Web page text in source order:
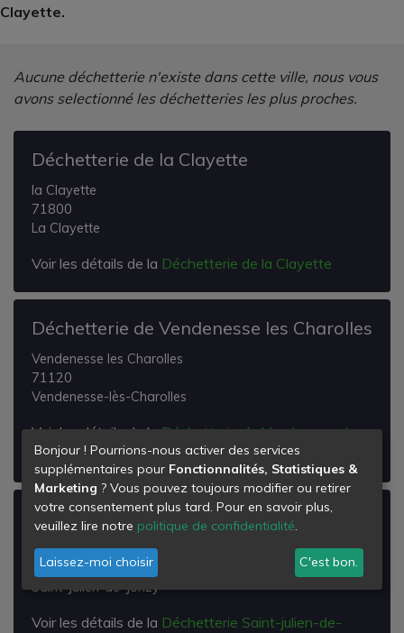
Clayette.
Aucune déchetterie n'existe dans cette ville, nous vous
avons selectionné les déchetteries les plus proches.
Déchetterie de la Clayette
la Clayette
71800
La Clayette
Voir les détails de la Déchetterie de la Clayette
Déchetterie de Vendenesse les Charolles
Vendenesse les Charolles
71120
Vendenesse-lès-Charolles
Voir les détails de laDéchetterie de Vendenesse les
Charolles
Déchetterie Saint-julien-de-jonzy
Saint Julien en Jonzy
71110
Saint-Julien-de-Jonzy
Voir les détails de la Déchetterie Saint-julien-de-
Bonjour ! Pourrions-nous activer des services
supplémentaires pour Fonctionnalités, Statistiques &
Marketing ? Vous pouvez toujours modifier ou retirer
votre consentement plus tard. Pour en savoir plus,
veuillez lire notre politique de confidentialité.
Laissez-moi choisir C'est bon.